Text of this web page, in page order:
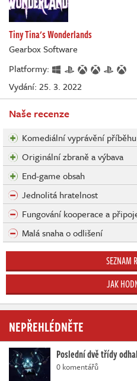
Tiny Tina's Wonderlands
Gearbox Software
Platformy:
Vydání: 25. 3. 2022
Naše recenze
Komediální vyprávění příběhu
Originální zbraně a výbava
End-game obsah
Jednolitá hratelnost
Fungování kooperace a
Malá snaha o odlišení
SEZNAM
JAK
NEPŘEHLÉDNĚTE
Poslední dvě třídy
0 komentářů